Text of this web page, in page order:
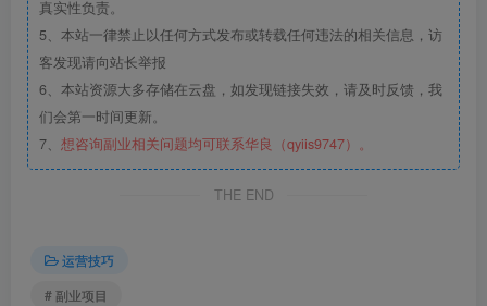
真实性负责。
5、本站一律禁止以任何方式发布或转载任何违法的相关信息，访
客发现请向站长举报
6、本站资源大多存储在云盘，如发现链接失效，请及时反馈，我
们会第一时间更新。
7、 想咨询副业相关问题均可联系华良（qyiis9747）。
THE END
运营技巧
# 副业项目